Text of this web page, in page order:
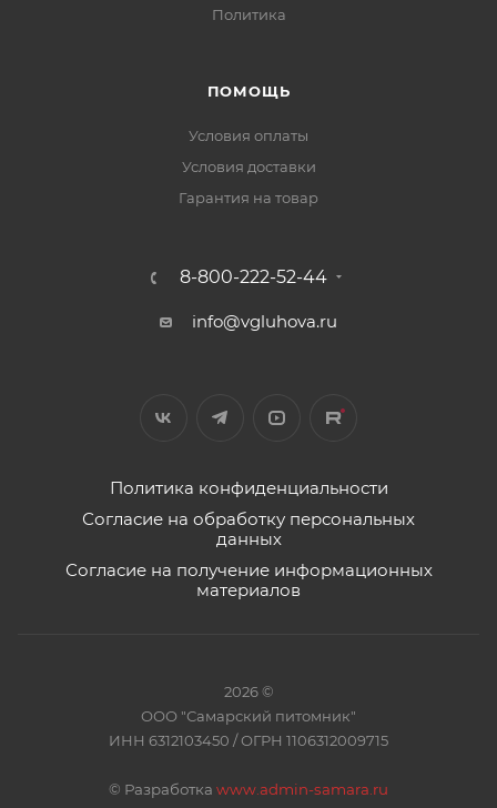
Политика
ПОМОЩЬ
Условия оплаты
Условия доставки
Гарантия на товар
8-800-222-52-44
info@vgluhova.ru
Политика конфиденциальности
Согласие на обработку персональных
данных
Согласие на получение информационных
материалов
2026 ©
ООО "Самарский питомник"
ИНН 6312103450 / ОГРН 1106312009715
© Разработка www.admin-samara.ru